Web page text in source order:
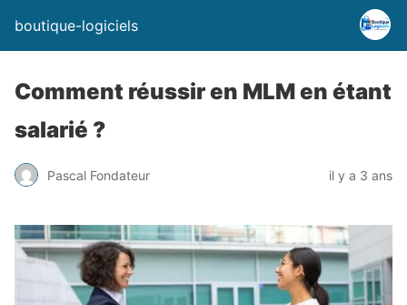
boutique-logiciels
Comment réussir en MLM en étant
salarié ?
Pascal Fondateur il y a 3 ans